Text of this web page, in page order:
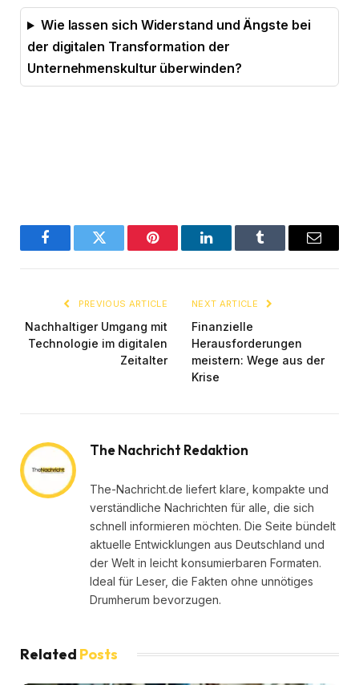
Wie lassen sich Widerstand und Ängste bei
der digitalen Transformation der
Unternehmenskultur überwinden?
FacebookTwitter Pinterest LinkedInTumblr Email
PREVIOUS ARTICLE
Nachhaltiger Umgang mit
Technologie im digitalen
Zeitalter
NEXT ARTICLE
Finanzielle
Herausforderungen
meistern: Wege aus der
Krise
The Nachricht Redaktion
The-Nachricht.de liefert klare, kompakte und
verständliche Nachrichten für alle, die sich
schnell informieren möchten. Die Seite bündelt
aktuelle Entwicklungen aus Deutschland und
der Welt in leicht konsumierbaren Formaten.
Ideal für Leser, die Fakten ohne unnötiges
Drumherum bevorzugen.
Related Posts